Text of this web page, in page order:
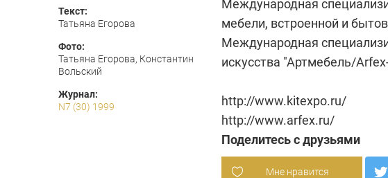
Текст:
Татьяна Егорова
Фото:
Татьяна Егорова, Константин
Вольский
Журнал:
N7 (30) 1999
Международная
мебели, встроенной и
Международная
искусства "Артмебель/
http://www.kitexpo.ru/
http://www.arfex.ru/
Поделитесь с друзьями
Мне нравится